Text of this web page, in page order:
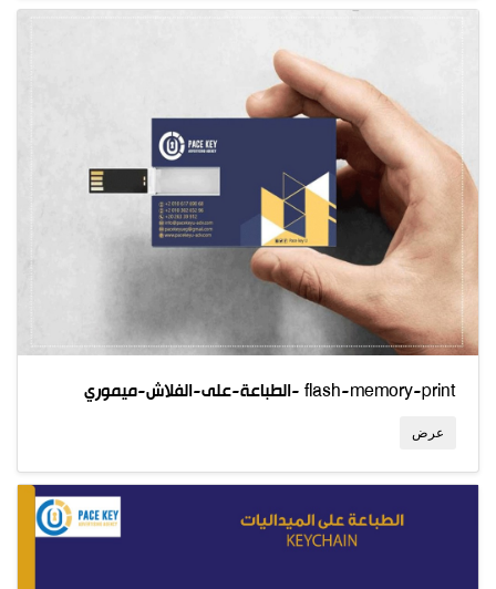
الطباعة-على-الفلاش-ميموري- flash-memory-print
عرض